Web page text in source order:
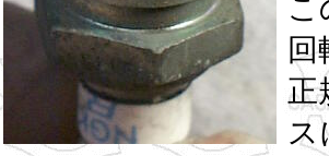
こ
正
ス